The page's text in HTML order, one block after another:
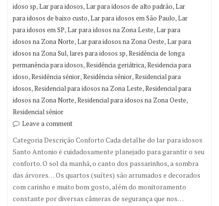
idoso sp,Lar para idosos,Lar para idosos de alto padrão,Lar
para idosos de baixo custo,Lar para idosos em São Paulo,Lar
para idosos em SP,Lar para idosos na Zona Leste,Lar para
idosos na Zona Norte,Lar para idosos na Zona Oeste,Lar para
idosos na Zona Sul, lares para idosos sp,Residência de longa
permanência para idosos,Residência geriátrica,Residencia para
idoso,Residência sénior,Residência sênior,Residencial para
idosos,Residencial para idosos na Zona Leste,Residencial para
idosos na Zona Norte,Residencial para idosos na Zona Oeste,
Residencial sênior
Leave a comment
Categoria Descrição Conforto Cada detalhe do lar para idosos
Santo Antonio é cuidadosamente planejado para garantir o seu
conforto. O sol da manhã, o canto dos passarinhos, a sombra
das árvores… Os quartos (suítes) são arrumados e decorados
com carinho e muito bom gosto, além do monitoramento
constante por diversas câmeras de segurança que nos…